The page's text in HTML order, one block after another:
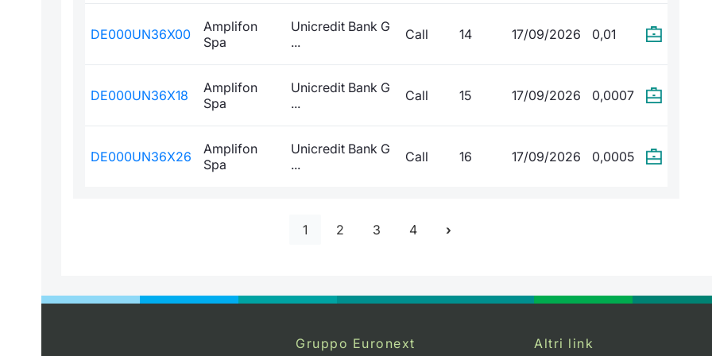
DE000UN36X00
Amplifon
Spa
Unicredit Bank G
...
Call 14 17/09/2026 0,01
DE000UN36X18
Amplifon
Spa
Unicredit Bank G
...
Call 15 17/09/2026 0,0007
DE000UN36X26
Amplifon
Spa
Unicredit Bank G
...
Call 16 17/09/2026 0,0005
1 2 3 4
Gruppo Euronext Altri link